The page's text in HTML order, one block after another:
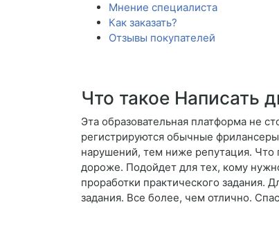
Мнение специалиста
Как заказать?
Отзывы покупателей
Что такое Написать
Эта образовательная платформа не
регистрируются обычные
нарушений, тем ниже репутация. Что
дороже. Подойдет для тех, кому
проработки практического задания.
задания. Все более, чем отлично.